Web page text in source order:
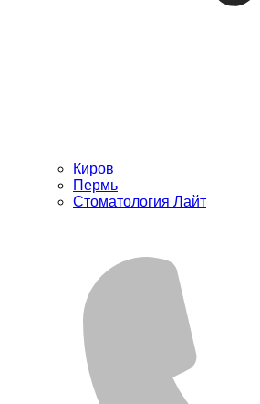
Киров
Пермь
Стоматология Лайт